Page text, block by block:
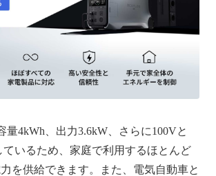
量4kWh、出力3.6kW、さらに100Vと
ているため、家庭で利用するほとんど
を供給できます。また、電気自動車と